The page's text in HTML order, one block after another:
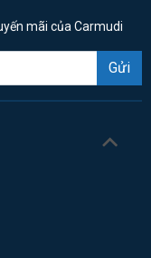
mãi của Carmudi
Gửi